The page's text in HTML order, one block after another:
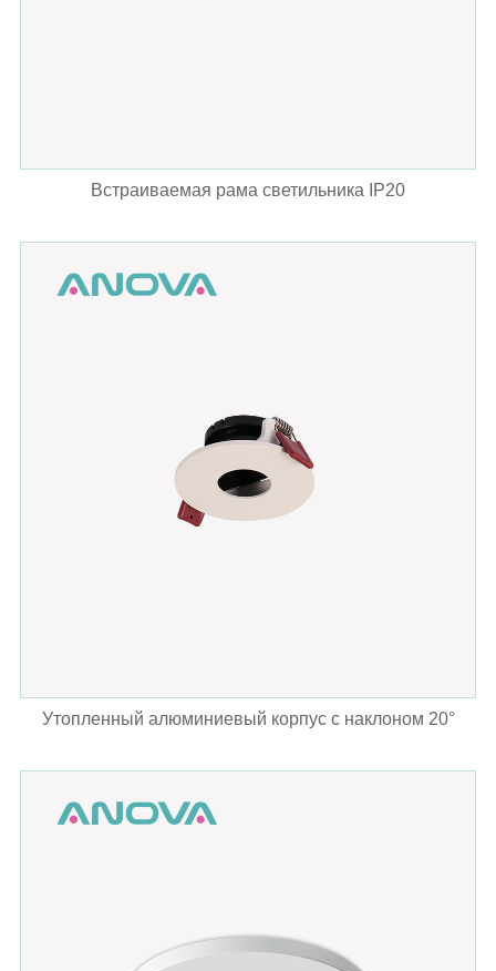
Встраиваемая рама светильника IP20
Утопленный алюминиевый корпус с наклоном 20°